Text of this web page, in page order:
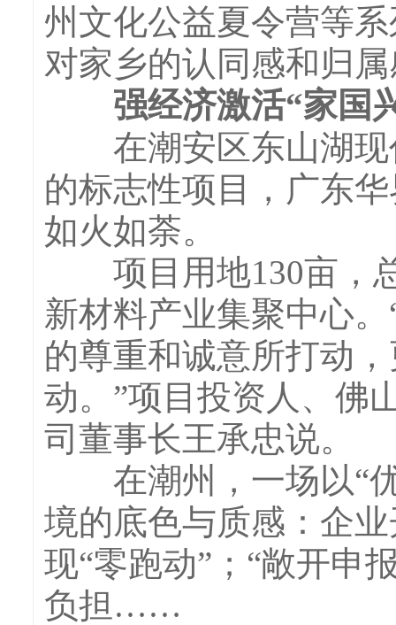
州文化公益夏令营等
对家乡的认同感和归
强经济激活“家国
在潮安区东山湖现
的标志性项目，广东
如火如荼。
项目用地130亩，总
新材料产业集聚中心
的尊重和诚意所打动
动。”项目投资人、佛
司董事长王承忠说。
在潮州，一场以“优
境的底色与质感：企
现“零跑动”；“敞开申
负担……